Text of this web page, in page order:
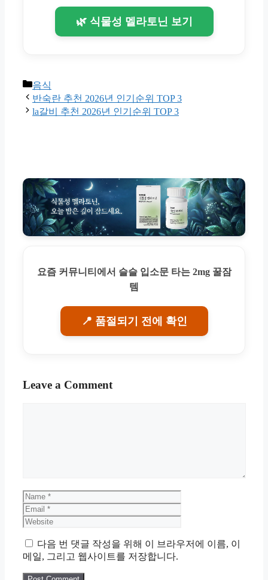
🌿 식물성 멜라토닌 보기
Categories
음식
반숙란 추천 2026년 인기순위 TOP 3
la갈비 추천 2026년 인기순위 TOP 3
요즘 커뮤니티에서 슬슬 입소문 타는 2mg 꿀잠
템
📍 품절되기 전에 확인
Leave a Comment
Name
다음 번 댓글 작성을 위해 이 브라우저에 이름, 이
메일, 그리고 웹사이트를 저장합니다.